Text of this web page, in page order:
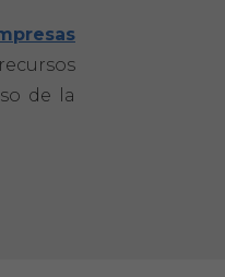
de la